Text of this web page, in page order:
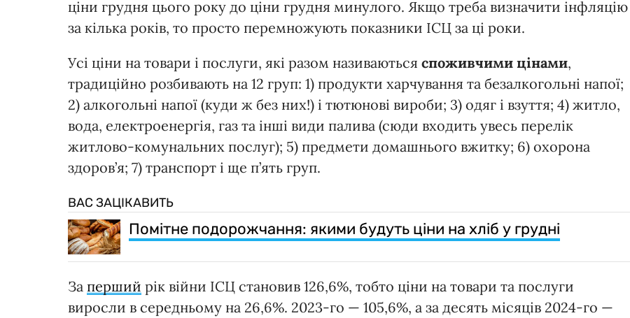
ціни грудня цього року до ціни грудня минулого. Якщо треба визначити інфляцію
за кілька років, то просто перемножують показники ІСЦ за ці роки.
Усі ціни на товари і послуги, які разом називаються споживчими цінами,
традиційно розбивають на 12 груп: 1) продукти харчування та безалкогольні напої;
2) алкогольні напої (куди ж без них!) і тютюнові вироби; 3) одяг і взуття; 4) житло,
вода, електроенергія, газ та інші види палива (сюди входить увесь перелік
житлово-комунальних послуг); 5) предмети домашнього вжитку; 6) охорона
здоров’я; 7) транспорт і ще п’ять груп.
ВАС ЗАЦІКАВИТЬ
Помітне подорожчання: якими будуть ціни на хліб у грудні
За перший рік війни ІСЦ становив 126,6%, тобто ціни на товари та послуги
виросли в середньому на 26,6%. 2023-го — 105,6%, а за десять місяців 2024-го —